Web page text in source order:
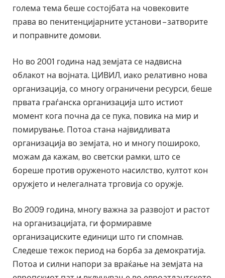
голема тема беше состојбата на човековите
права во пенитенцијарните установи – затворите
и поправните домови.
Но во 2001 година над земјата се надвисна
облакот на војната. ЦИВИЛ, иако релативно нова
организација, со многу ограничени ресурси, беше
првата граѓанска организација што истиот
момент кога почна да се пука, повика на мир и
помирување. Потоа стана највидливата
организација во земјата, но и многу пошироко,
можам да кажам, во светски рамки, што се
бореше против оруженото насилство, култот кон
оружјето и нелегалната трговија со оружје.
Во 2009 година, многу важна за развојот и растот
на организацијата, ги формиравме
организациските единици што ги спомнав.
Следеше тежок период на борба за демократија.
Потоа и силни напори за враќање на земјата на